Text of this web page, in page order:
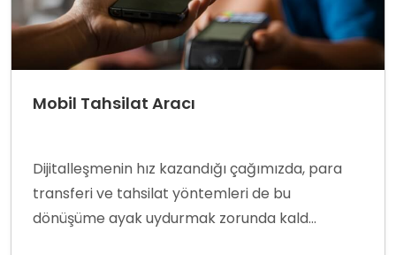
Mobil Tahsilat Aracı
Dijitalleşmenin hız kazandığı çağımızda, para
transferi ve tahsilat yöntemleri de bu
dönüşüme ayak uydurmak zorunda kald...